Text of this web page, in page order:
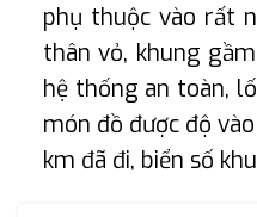
phụ thuộc vào rất
thân vỏ, khung
hệ thống an toàn,
món đồ được độ
km đã đi, biển số